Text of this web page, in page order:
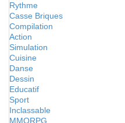
Rythme
Casse Briques
Compilation
Action
Simulation
Cuisine
Danse
Dessin
Educatif
Sport
Inclassable
MMORPG